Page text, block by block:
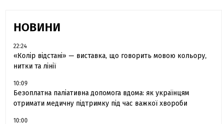
НОВИНИ
22:24
«Колір відстані» — виставка, що говорить мовою кольору,
нитки та лінії
10:09
Безоплатна паліативна допомога вдома: як українцям
отримати медичну підтримку під час важкої хвороби
10:00